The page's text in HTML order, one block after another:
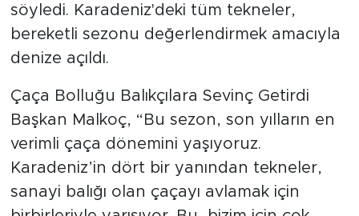
söyledi. Karadeniz'deki tüm tekneler,
bereketli sezonu değerlendirmek amacıyla
denize açıldı.
Çaça Bolluğu Balıkçılara Sevinç Getirdi
Başkan Malkoç, “Bu sezon, son yılların en
verimli çaça dönemini yaşıyoruz.
Karadeniz’in dört bir yanından tekneler,
sanayi balığı olan çaçayı avlamak için